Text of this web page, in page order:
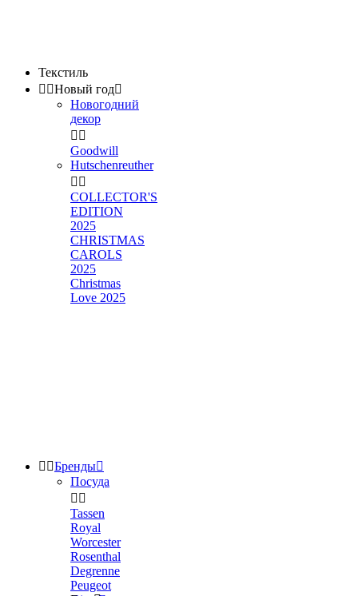
Текстиль
 Новый год
Новогодний
декор
 
Goodwill
Hutschenreuther
 
COLLECTOR'S
EDITION
2025
CHRISTMAS
CAROLS
2025
Christmas
Love 2025
 Бренды
Посуда
 
Tassen
Royal
Worcester
Rosenthal
Degrenne
Peugeot